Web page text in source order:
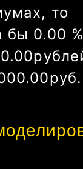
то
бы 0.00 %
руб.